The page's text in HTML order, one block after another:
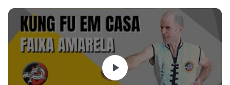
Fut.
O mais legal é que o curso conta com vídeos explicativos
de todos os golpes e posturas para que você aprenda
corretamente, no seu ritmo e tenha um material de
estudos para praticar.